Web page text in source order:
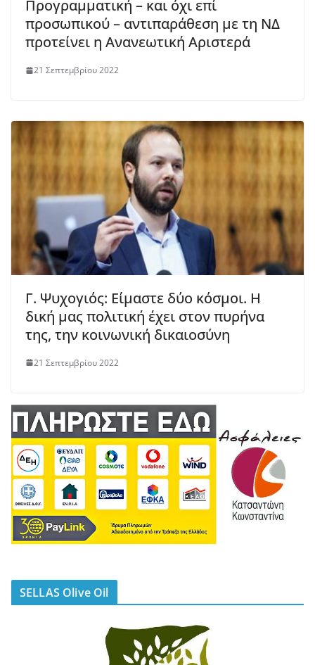
Προγραμματική – και όχι επί
προσωπικού – αντιπαράθεση με τη ΝΔ
προτείνει η Ανανεωτική Αριστερά
21 Σεπτεμβρίου 2022
Γ. Ψυχογιός: Είμαστε δύο κόσμοι. Η
δική μας πολιτική έχει στον πυρήνα
της, την κοινωνική δικαιοσύνη
21 Σεπτεμβρίου 2022
SELLAS Olive Oil